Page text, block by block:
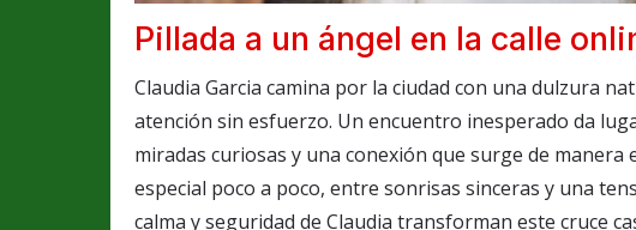
Pillada a un ángel en la calle
Claudia Garcia camina por la ciudad con una dulzura
atención sin esfuerzo. Un encuentro inesperado da
miradas curiosas y una conexión que surge de manera
especial poco a poco, entre sonrisas sinceras y una
calma y seguridad de Claudia transforman este cruce